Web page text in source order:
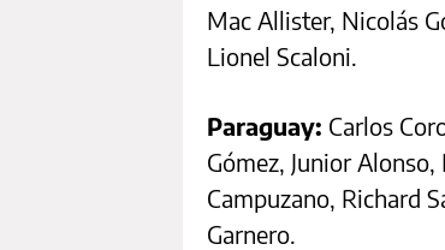
Mac Allister, Nicolás
Lionel Scaloni.
Paraguay: Carlos
Gómez, Junior
Campuzano, Richard
Garnero.